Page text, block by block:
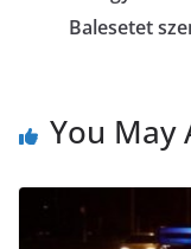
o
k
e
Balesetet
You May